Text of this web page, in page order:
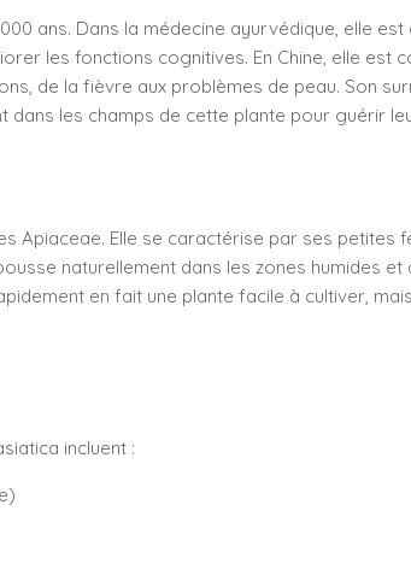
ans. Dans la médecine ayurvédique, elle
les fonctions cognitives. En Chine, elle est
de la fièvre aux problèmes de peau. Son
les champs de cette plante pour guérir
Apiaceae. Elle se caractérise par ses petites
naturellement dans les zones humides
en fait une plante facile à cultiver,
incluent :